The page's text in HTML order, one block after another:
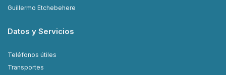
Guillermo Etchebehere
Datos y Servicios
Teléfonos útiles
Transportes